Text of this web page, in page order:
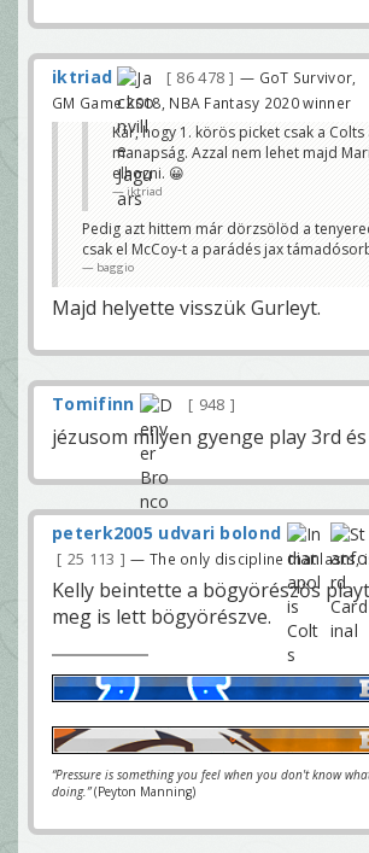
iktriad 86 478
— GoT Survivor,
GM Game 2018, NBA Fantasy 2020 winner
Kár, hogy 1. körös picket csak a Colts
manapság. Azzal nem lehet majd
elhozni. 😀
iktriad
Pedig azt hittem már dörzsölöd a
csak el McCoy-t a parádés jax
baggio
Majd helyette visszük Gurleyt.
Tomifinn 948
jézusom milyen gyenge play 3rd és
peterk2005 udvari bolond
25 113 — The only discipline that lasts,
Kelly beintette a bögyörészős
meg is lett bögyörészve.
“Pressure is something you feel when you don't know
doing.”(Peyton Manning)